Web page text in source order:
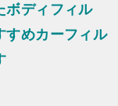
ボディフィル
すめカーフィル